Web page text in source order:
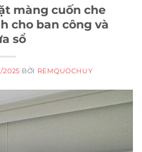
màng cuốn che
cho ban công và
sổ
2025 BỞI REMQUOCHUY